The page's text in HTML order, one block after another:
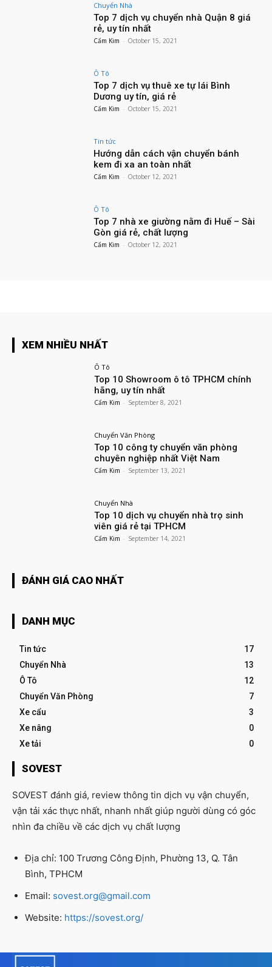
Chuyển Nhà
Top 7 dịch vụ chuyển nhà Quận 8 giá
rẻ, uy tín nhất
Cẩm Kim - October 15, 2021
Ô Tô
Top 7 dịch vụ thuê xe tự lái Bình
Dương uy tín, giá rẻ
Cẩm Kim - October 15, 2021
Tin tức
Hướng dẫn cách vận chuyển bánh
kem đi xa an toàn nhất
Cẩm Kim - October 12, 2021
Ô Tô
Top 7 nhà xe giường nằm đi Huế – Sài
Gòn giá rẻ, chất lượng
Cẩm Kim - October 12, 2021
XEM NHIỀU NHẤT
Ô Tô
Top 10 Showroom ô tô TPHCM chính
hãng, uy tín nhất
Cẩm Kim - September 8, 2021
Chuyển Văn Phòng
Top 10 công ty chuyển văn phòng
chuyên nghiệp nhất Việt Nam
Cẩm Kim - September 13, 2021
Chuyển Nhà
Top 10 dịch vụ chuyển nhà trọ sinh
viên giá rẻ tại TPHCM
Cẩm Kim - September 14, 2021
ĐÁNH GIÁ CAO NHẤT
DANH MỤC
Tin tức
17
Chuyển Nhà
13
Ô Tô
12
Chuyển Văn Phòng
7
Xe cẩu
3
Xe nâng
0
Xe tải
0
SOVEST
SOVEST đánh giá, review thông tin dịch vụ vận chuyển,
vận tải xác thực nhất, nhanh nhất giúp người dùng có góc
nhìn đa chiều về các dịch vụ chất lượng
Địa chỉ: 100 Trương Công Định, Phường 13, Q. Tân
Bình, TPHCM
Email: sovest.org@gmail.com
Website: https://sovest.org/